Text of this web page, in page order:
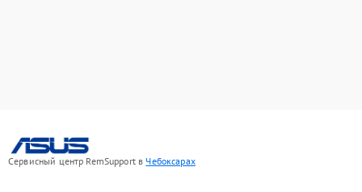
Сервисный центр RemSupport вЧебоксарах